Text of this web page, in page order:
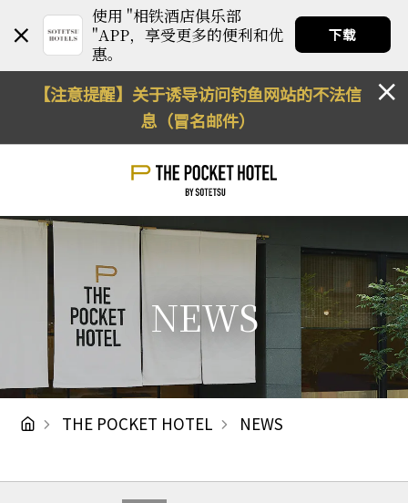
使用 "相铁酒店俱乐部
"APP，享受更多的便利和优
惠。
下载
【注意提醒】关于诱导访问钓鱼网站的不法信
息（冒名邮件）
NEWS
THE POCKET HOTEL NEWS